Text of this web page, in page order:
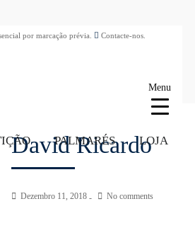
por marcação prévia. Contacte-nos.
PALMARÉS LOJA
David Ricardo
Dezembro 11, 2018 No comments
Menu